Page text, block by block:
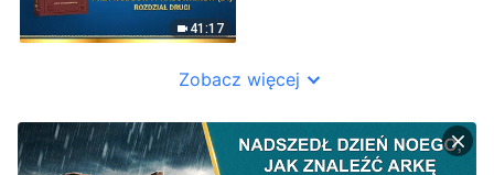
41:17
Zobacz więcej